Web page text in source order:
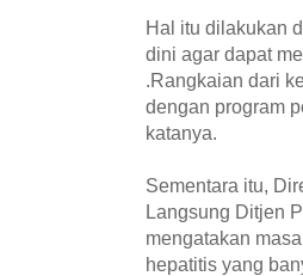
Hal itu dilakukan
dini agar dapat
.Rangkaian dari
dengan program
katanya.
Sementara itu,
Langsung Ditjen
mengatakan
hepatitis yang